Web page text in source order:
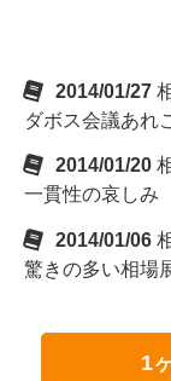
2014/01/27
ダボス会議あれ
2014/01/20
一貫性の哀しみ
2014/01/06
驚きの多い相場
1